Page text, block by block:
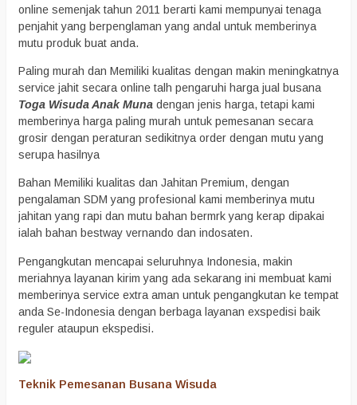
online semenjak tahun 2011 berarti kami mempunyai tenaga
penjahit yang berpenglaman yang andal untuk memberinya
mutu produk buat anda.
Paling murah dan Memiliki kualitas dengan makin meningkatnya
service jahit secara online talh pengaruhi harga jual busana
Toga Wisuda Anak Muna dengan jenis harga, tetapi kami
memberinya harga paling murah untuk pemesanan secara
grosir dengan peraturan sedikitnya order dengan mutu yang
serupa hasilnya
Bahan Memiliki kualitas dan Jahitan Premium, dengan
pengalaman SDM yang profesional kami memberinya mutu
jahitan yang rapi dan mutu bahan bermrk yang kerap dipakai
ialah bahan bestway vernando dan indosaten.
Pengangkutan mencapai seluruhnya Indonesia, makin
meriahnya layanan kirim yang ada sekarang ini membuat kami
memberinya service extra aman untuk pengangkutan ke tempat
anda Se-Indonesia dengan berbaga layanan exspedisi baik
reguler ataupun ekspedisi.
Teknik Pemesanan Busana Wisuda